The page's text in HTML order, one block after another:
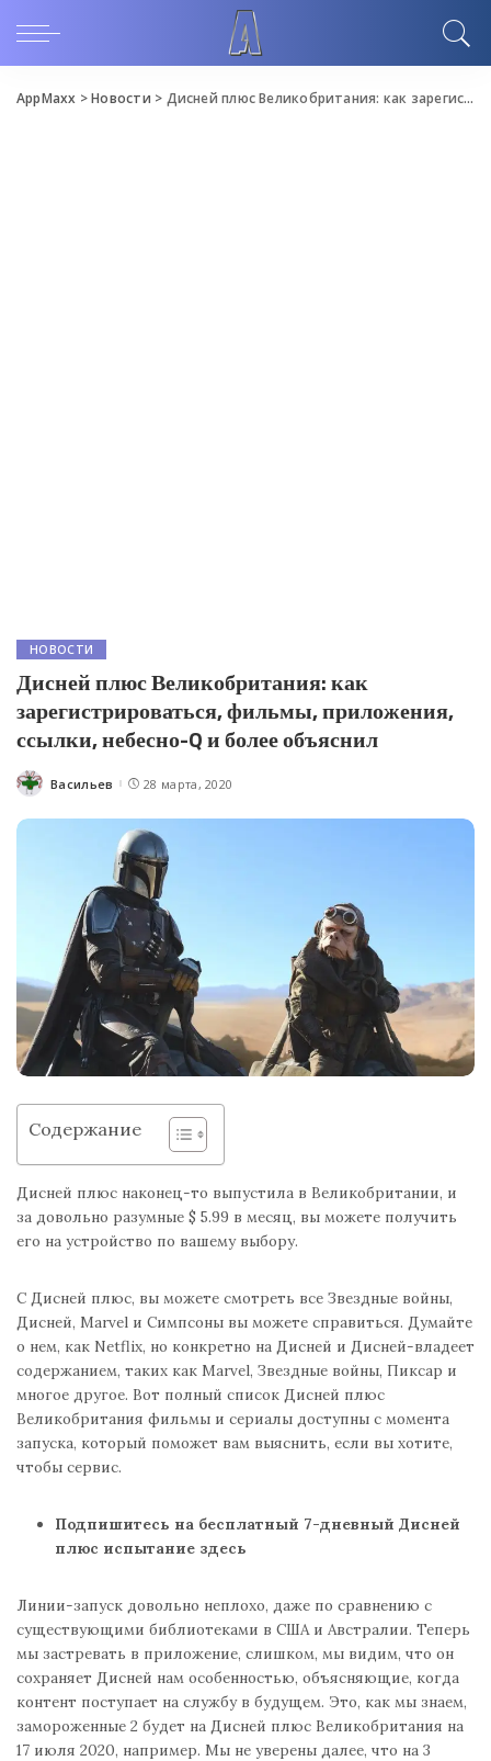
AppMaxx >Новости > Дисней плюс Великобритания: как зарегистрироваться, фильмы, приложения, ссылки, небесно-Q и более объяснил
НОВОСТИ
Дисней плюс Великобритания: как
зарегистрироваться, фильмы, приложения,
ссылки, небесно-Q и более объяснил
Posted
Васильев 28 марта, 2020
Содержание
Дисней плюс наконец-то выпустила в Великобритании, и
за довольно разумные $ 5.99 в месяц, вы можете получить
его на устройство по вашему выбору.
С Дисней плюс, вы можете смотреть все Звездные войны,
Дисней, Marvel и Симпсоны вы можете справиться. Думайте
о нем, как Netflix, но конкретно на Дисней и Дисней-владеет
содержанием, таких как Marvel, Звездные войны, Пиксар и
многое другое. Вот полный список Дисней плюс
Великобритания фильмы и сериалы доступны с момента
запуска, который поможет вам выяснить, если вы хотите,
чтобы сервис.
Подпишитесь на бесплатный 7-дневный Дисней
плюс испытание здесь
Линии-запуск довольно неплохо, даже по сравнению с
существующими библиотеками в США и Австралии. Теперь
мы застревать в приложение, слишком, мы видим, что он
сохраняет Дисней нам особенностью, объясняющие, когда
контент поступает на службу в будущем. Это, как мы знаем,
замороженные 2 будет на Дисней плюс Великобритания на
17 июля 2020, например. Мы не уверены далее, что на 3